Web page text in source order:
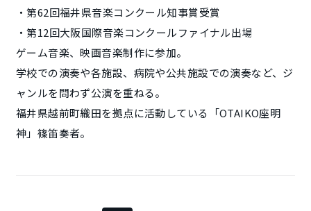
・第62回福井県音楽コンクール知事賞受賞
・第12回大阪国際音楽コンクールファイナル出場
ゲーム音楽、映画音楽制作に参加。
学校での演奏や各施設、病院や公共施設での演奏など、ジ
ャンルを問わず公演を重ねる。
福井県越前町織田を拠点に活動している「OTAIKO座明
神」篠笛奏者。